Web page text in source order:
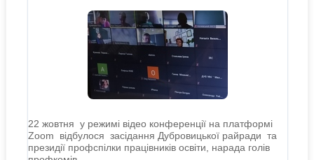
22 жовтня у режимі відео конференції на платформі
Zoom відбулося засідання Дубровицької райради та
президії профспілки працівників освіти, нарада голів